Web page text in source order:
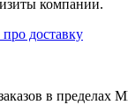
компании.
доставку
в пределах